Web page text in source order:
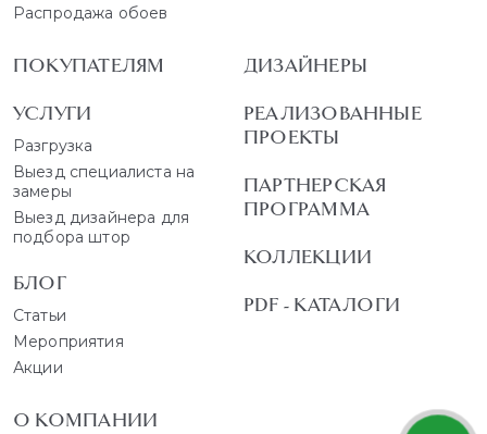
Распродажа обоев
ПОКУПАТЕЛЯМ
УСЛУГИ
Разгрузка
Выезд специалиста на
замеры
Выезд дизайнера для
подбора штор
БЛОГ
Статьи
Мероприятия
Акции
ДИЗАЙНЕРЫ
РЕАЛИЗОВАННЫЕ
ПРОЕКТЫ
ПАРТНЕРСКАЯ
ПРОГРАММА
КОЛЛЕКЦИИ
PDF - КАТАЛОГИ
О КОМПАНИИ